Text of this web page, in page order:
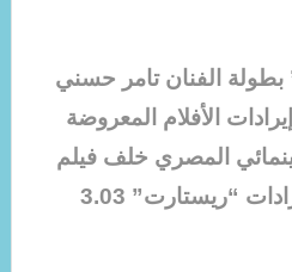
الفنان تامر حسني
الأفلام المعروضة
المصري خلف فيلم
“مشروع x”، وبلغت إيرادات “ريستارت” 3.03